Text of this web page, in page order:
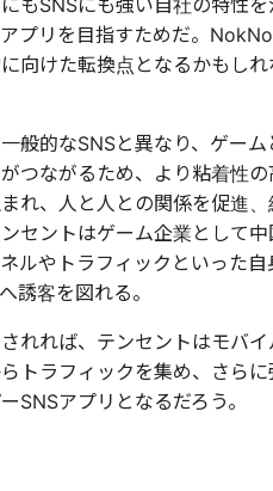
もSNSにも強い自社の特性を
プリを目指すためだ。
向けた転換点となるかもしれ
般的なSNSと異なり、ゲーム
つながるため、より粘着性の
れ、人と人との関係を促進、
セントはゲーム企業として中
ルやトラフィックといった自
誘客を図れる。
れれば、テンセントはモバイ
トラフィックを集め、さらに
SNSアプリとなるだろう。